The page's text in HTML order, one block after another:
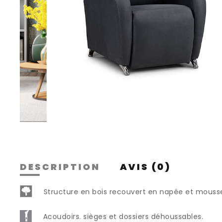
DESCRIPTION AVIS (0)
Structure en bois recouvert en napée et
Acoudoirs. sièges et dossiers déhoussables.